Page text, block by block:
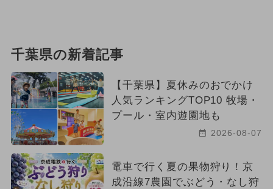
千葉県の新着記事
【千葉県】夏休みのおでかけ
人気ランキングTOP10 牧場・
プール・室内遊園地も
2026-08-07
電車で行く夏の果物狩り！京
成沿線7農園でぶどう・なし狩